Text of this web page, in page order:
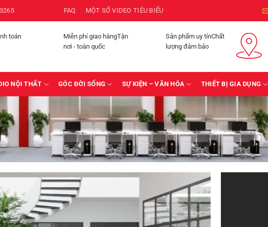
FAQ MỘT SỐ VIDEO TIÊU BIỂU
toán
Miễn phí giao hàngTận
nơi - toàn quốc
Sản phẩm uy tínChất
lượng đảm bảo
NỘI THẤT GÓC ĐỜI SỐNG SỰ KIỆN – VĂN HÓA THIẾT BỊ GIA DỤNG